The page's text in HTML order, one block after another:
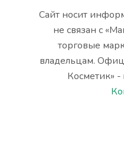
Сайт носит
не связан с
торговые
владельцам.
Косметик» -